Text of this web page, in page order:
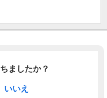
ましたか？
いいえ